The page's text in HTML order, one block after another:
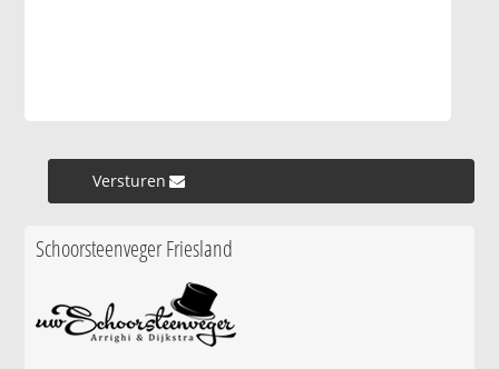
Versturen »
Schoorsteenveger Friesland